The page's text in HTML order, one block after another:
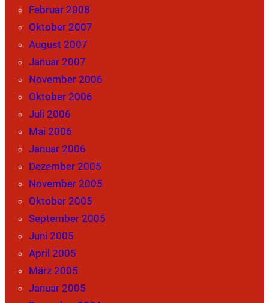
Februar 2008
Oktober 2007
August 2007
Januar 2007
November 2006
Oktober 2006
Juli 2006
Mai 2006
Januar 2006
Dezember 2005
November 2005
Oktober 2005
September 2005
Juni 2005
April 2005
März 2005
Januar 2005